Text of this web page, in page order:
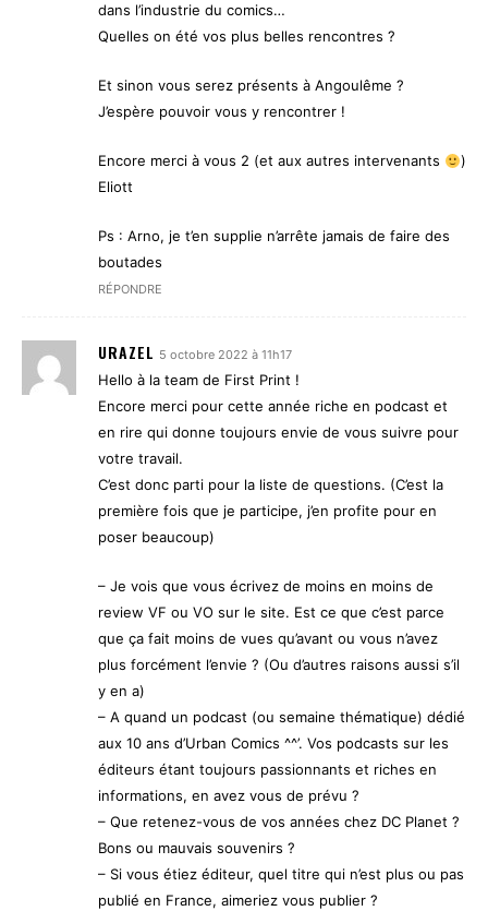
dans l’industrie du comics…
Quelles on été vos plus belles rencontres ?
Et sinon vous serez présents à Angoulême ?
J’espère pouvoir vous y rencontrer !
Encore merci à vous 2 (et aux autres intervenants
)
Eliott
Ps : Arno, je t’en supplie n’arrête jamais de faire des
boutades
RÉPONDRE
URAZEL 5 octobre 2022 à 11h17
Hello à la team de First Print !
Encore merci pour cette année riche en podcast et
en rire qui donne toujours envie de vous suivre pour
votre travail.
C’est donc parti pour la liste de questions. (C’est la
première fois que je participe, j’en profite pour en
poser beaucoup)
– Je vois que vous écrivez de moins en moins de
review VF ou VO sur le site. Est ce que c’est parce
que ça fait moins de vues qu’avant ou vous n’avez
plus forcément l’envie ? (Ou d’autres raisons aussi s’il
y en a)
– A quand un podcast (ou semaine thématique) dédié
aux 10 ans d’Urban Comics ^^’. Vos podcasts sur les
éditeurs étant toujours passionnants et riches en
informations, en avez vous de prévu ?
– Que retenez-vous de vos années chez DC Planet ?
Bons ou mauvais souvenirs ?
– Si vous étiez éditeur, quel titre qui n’est plus ou pas
publié en France, aimeriez vous publier ?